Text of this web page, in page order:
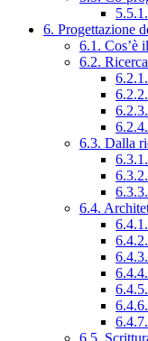
6. Progettazione
6.1. Cos’è
6.2.
6.3. Dalla
6.4.
6.5.